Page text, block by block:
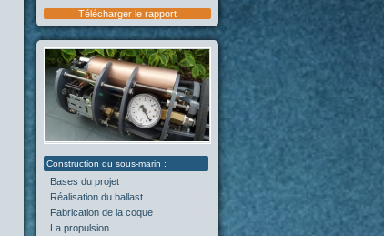
Télécharger le rapport
Bases du projet
Réalisation du ballast
Fabrication de la coque
La propulsion